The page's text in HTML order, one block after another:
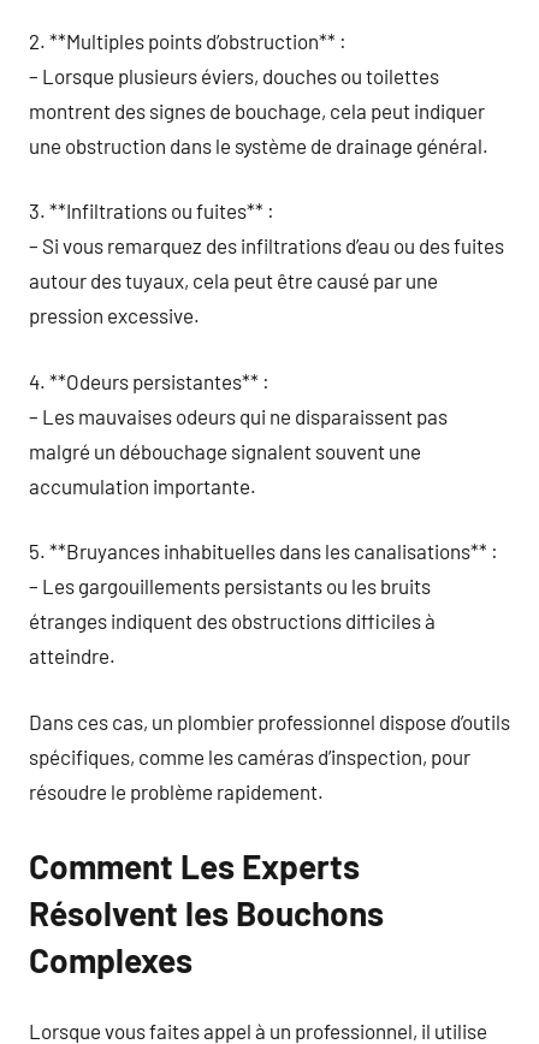
2. **Multiples points d’obstruction** :
– Lorsque plusieurs éviers, douches ou toilettes
montrent des signes de bouchage, cela peut indiquer
une obstruction dans le système de drainage général.
3. **Infiltrations ou fuites** :
– Si vous remarquez des infiltrations d’eau ou des fuites
autour des tuyaux, cela peut être causé par une
pression excessive.
4. **Odeurs persistantes** :
– Les mauvaises odeurs qui ne disparaissent pas
malgré un débouchage signalent souvent une
accumulation importante.
5. **Bruyances inhabituelles dans les canalisations** :
– Les gargouillements persistants ou les bruits
étranges indiquent des obstructions difficiles à
atteindre.
Dans ces cas, un plombier professionnel dispose d’outils
spécifiques, comme les caméras d’inspection, pour
résoudre le problème rapidement.
Comment Les Experts
Résolvent les Bouchons
Complexes
Lorsque vous faites appel à un professionnel, il utilise